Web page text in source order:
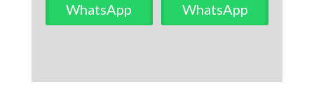
WhatsApp
WhatsApp